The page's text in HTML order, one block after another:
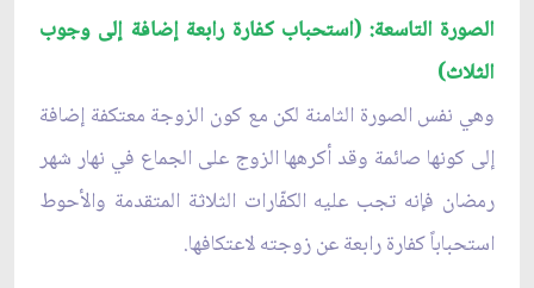
الصورة التاسعة: (استحباب كفارة رابعة إضافة إلى وجوب
الثلاث)
وهي نفس الصورة الثامنة لكن مع كون الزوجة معتكفة إضافة
إلى كونها صائمة وقد أكرهها الزوج على الجماع في نهار شهر
رمضان فإنه تجب عليه الكفّارات الثلاثة المتقدمة والأحوط
استحباباً كفارة رابعة عن زوجته لاعتكافها.